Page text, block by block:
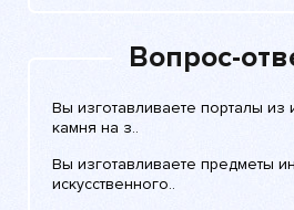
Вопрос-
Вы изготавливаете порталы из
камня на з..
Вы изготавливаете предметы
искусственного..